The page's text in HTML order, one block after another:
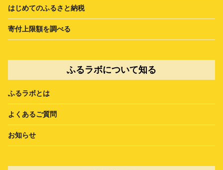
はじめてのふるさと納税
寄付上限額を調べる
ふるラボについて知る
ふるラボとは
よくあるご質問
お知らせ